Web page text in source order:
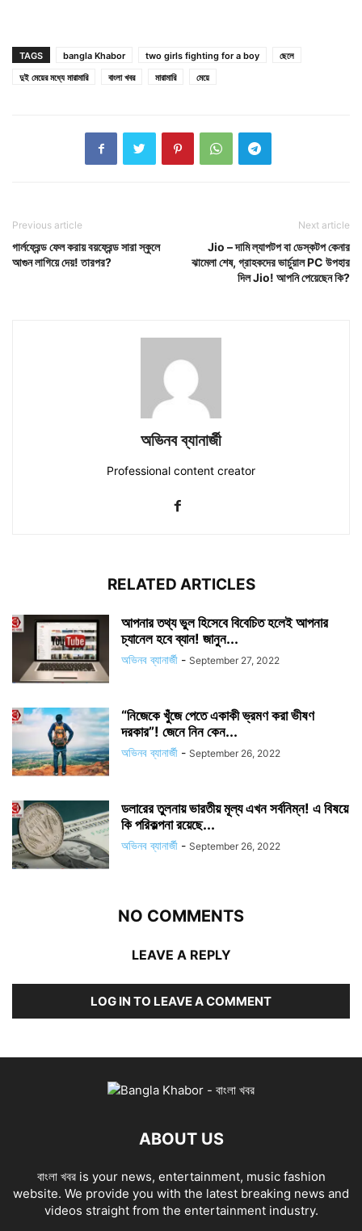
TAGS bangla Khabor two girls fighting for a boy
ছেলে
দুই মেয়ের মধ্যে মারামারি
বাংলা খবর মারামারি মেয়ে
Previous article
গার্লফ্রেন্ড ফেল করায় বয়ফ্রেন্ড সারা স্কুলে
আগুন লাগিয়ে দেয়! তারপর?
Next article
Jio – দামি ল্যাপটপ বা ডেস্কটপ কেনার
ঝামেলা শেষ, গ্রাহকদের ভার্চুয়াল PC উপহার
দিল Jio! আপনি পেয়েছেন কি?
অভিনব ব্যানার্জী
Professional content creator
RELATED ARTICLES
আপনার তথ্য ভুল হিসেবে বিবেচিত হলেই আপনার
চ্যানেল হবে ব্যান! জানুন...
অভিনব ব্যানার্জী - September 27, 2022
“নিজেকে খুঁজে পেতে একাকী ভ্রমণ করা ভীষণ
দরকার”! জেনে নিন কেন...
অভিনব ব্যানার্জী - September 26, 2022
ডলারের তুলনায় ভারতীয় মূল্য এখন সর্বনিম্ন! এ বিষয়ে
কি পরিকল্পনা রয়েছে...
অভিনব ব্যানার্জী - September 26, 2022
NO COMMENTS
LEAVE A REPLY
LOG IN TO LEAVE A COMMENT
ABOUT US
বাংলা খবর is your news, entertainment, music fashion
website. We provide you with the latest breaking news and
videos straight from the entertainment industry.